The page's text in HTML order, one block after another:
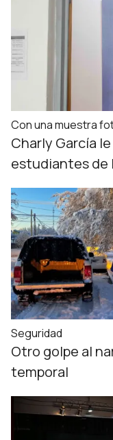
Con una muestra
Charly García
estudiantes de
Seguridad
Otro golpe al
temporal